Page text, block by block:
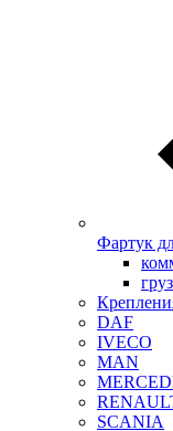
Фартук
DAF
IVECO
MAN
SCANIA